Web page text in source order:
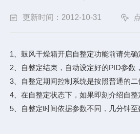
更新时间：2012-10-31
1、 鼓风干燥箱开启自整定功能前请先
2、自整定结束，自动设定好的PID参
3、自整定期间控制系统是按照普通的
4、在自整定状态下，如果即刻介绍自
5、自整定时间依据参数不同，几分钟